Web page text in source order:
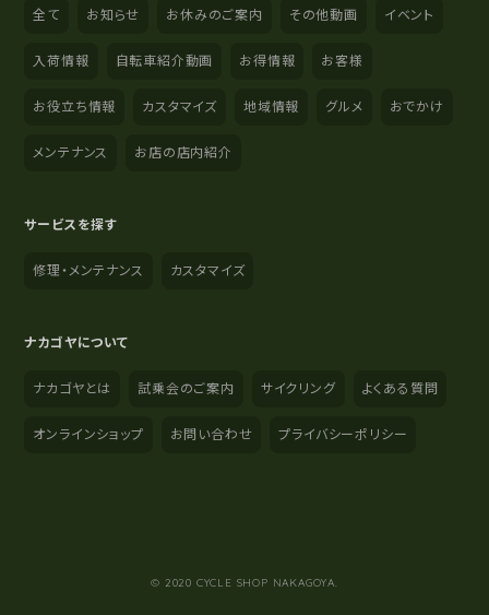
全て お知らせ お休みのご案内 その他動画 イベント
入荷情報 自転車紹介動画 お得情報 お客様
お役立ち情報 カスタマイズ 地域情報 グルメ おでかけ
メンテナンス お店の店内紹介
サービスを探す
修理・メンテナンス カスタマイズ
ナカゴヤについて
ナカゴヤとは 試乗会のご案内 サイクリング よくある質問
オンラインショップ お問い合わせ プライバシーポリシー
© 2020 CYCLE SHOP NAKAGOYA.